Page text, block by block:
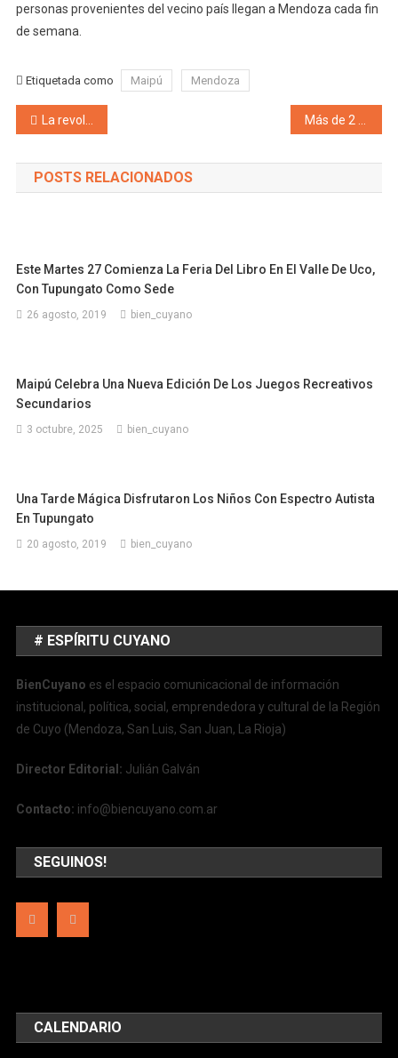
personas provenientes del vecino país llegan a Mendoza cada fin
de semana.
Etiquetada como Maipú Mendoza
Navegación de entradas
La revolución no se detiene! La Muni de San Rafael avanza con el plan de reconversión del alumbrado público que ya llega a las 8 mil luces led en ciudad y distritos
POSTS RELACIONADOS
Este Martes 27 Comienza La Feria Del Libro En El Valle De Uco,
Con Tupungato Como Sede
26 agosto, 2019 bien_cuyano
Maipú Celebra Una Nueva Edición De Los Juegos Recreativos
Secundarios
3 octubre, 2025 bien_cuyano
Una Tarde Mágica Disfrutaron Los Niños Con Espectro Autista
En Tupungato
20 agosto, 2019 bien_cuyano
# ESPÍRITU CUYANO
BienCuyano es el espacio comunicacional de información
institucional, política, social, emprendedora y cultural de la Región
de Cuyo (Mendoza, San Luis, San Juan, La Rioja)
Director Editorial: Julián Galván
Contacto: info@biencuyano.com.ar
SEGUINOS!
CALENDARIO